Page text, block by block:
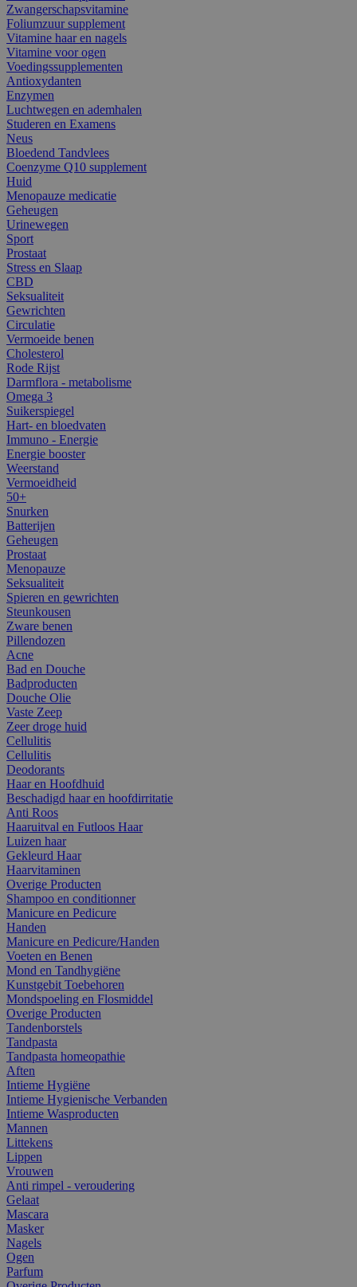
Zwangerschapsvitamine
Foliumzuur supplement
Vitamine haar en nagels
Vitamine voor ogen
Voedingssupplementen
Antioxydanten
Enzymen
Luchtwegen en ademhalen
Studeren en Examens
Neus
Bloedend Tandvlees
Coenzyme Q10 supplement
Huid
Menopauze medicatie
Geheugen
Urinewegen
Sport
Prostaat
Stress en Slaap
CBD
Seksualiteit
Gewrichten
Circulatie
Vermoeide benen
Cholesterol
Rode Rijst
Darmflora - metabolisme
Omega 3
Suikerspiegel
Hart- en bloedvaten
Immuno - Energie
Energie booster
Weerstand
Vermoeidheid
50+
Snurken
Batterijen
Geheugen
Prostaat
Menopauze
Seksualiteit
Spieren en gewrichten
Steunkousen
Zware benen
Pillendozen
Acne
Bad en Douche
Badproducten
Douche Olie
Vaste Zeep
Zeer droge huid
Cellulitis
Cellulitis
Deodorants
Haar en Hoofdhuid
Beschadigd haar en hoofdirritatie
Anti Roos
Haaruitval en Futloos Haar
Luizen haar
Gekleurd Haar
Haarvitaminen
Overige Producten
Shampoo en conditionner
Manicure en Pedicure
Handen
Manicure en Pedicure/Handen
Voeten en Benen
Mond en Tandhygiëne
Kunstgebit Toebehoren
Mondspoeling en Flosmiddel
Overige Producten
Tandenborstels
Tandpasta
Tandpasta homeopathie
Aften
Intieme Hygiëne
Intieme Hygienische Verbanden
Intieme Wasproducten
Mannen
Littekens
Lippen
Vrouwen
Anti rimpel - veroudering
Gelaat
Mascara
Masker
Nagels
Ogen
Parfum